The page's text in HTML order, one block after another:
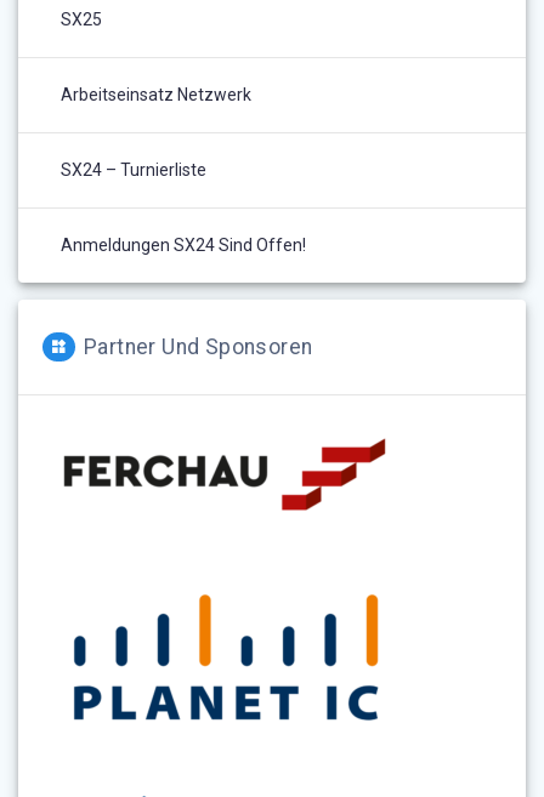
SX25
Arbeitseinsatz Netzwerk
SX24 – Turnierliste
Anmeldungen SX24 Sind Offen!
Partner Und Sponsoren